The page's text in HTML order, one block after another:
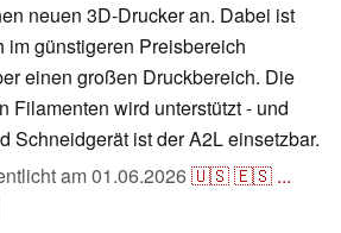
neuen 3D-Drucker an. Dabei ist
im günstigeren Preisbereich
einen großen Druckbereich. Die
Filamenten wird unterstützt - und
Schneidgerät ist der A2L einsetzbar.
am01.06.2026🇺🇸🇪🇸 ...